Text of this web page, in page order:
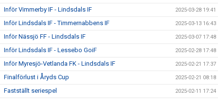
Inför Vimmerby IF - Lindsdals IF 2025-03-28 19:41
Inför Lindsdals IF - Timmernabbens IF 2025-03-13 16:43
Inför Nässjö FF - Lindsdals IF 2025-03-07 17:48
Inför Lindsdals IF - Lessebo GoiF 2025-02-28 17:48
Inför Myresjö-Vetlanda FK - Lindsdals IF 2025-02-21 17:37
Finalförlust i Åryds Cup 2025-02-21 08:18
Fastställt seriespel 2025-02-11 17:24